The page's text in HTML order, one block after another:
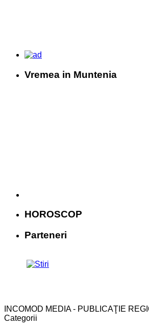
Vremea in Muntenia
HOROSCOP
Parteneri
INCOMOD MEDIA - PUBLICAŢIE
Categorii